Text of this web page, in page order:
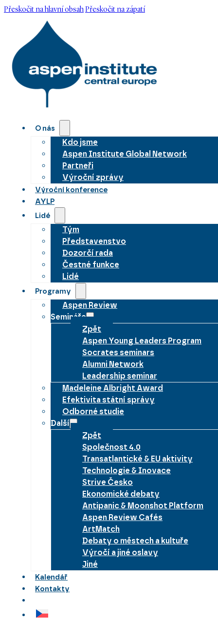
Přeskočit na hlavní obsahPřeskočit na zápatí
O nás
Kdo jsme
Aspen Institute Global Network
Partneři
Výroční zprávy
Výroční konference
AYLP
Lidé
Tým
Představenstvo
Dozorčí rada
Čestné funkce
Lidé
Programy
Aspen Review
Semináře
Zpět
Aspen Young Leaders Program
Socrates seminars
Alumni Network
Leadership seminar
Madeleine Albright Award
Efektivita státní správy
Odborné studie
Další
Zpět
Společnost 4.0
Transatlantické & EU aktivity
Technologie & Inovace
Strive Česko
Ekonomické debaty
Antipanic & Moonshot Platform
Aspen Review Cafés
ArtMatch
Debaty o městech a kultuře
Výročí a jiné oslavy
Jiné
Kalendář
Kontakty